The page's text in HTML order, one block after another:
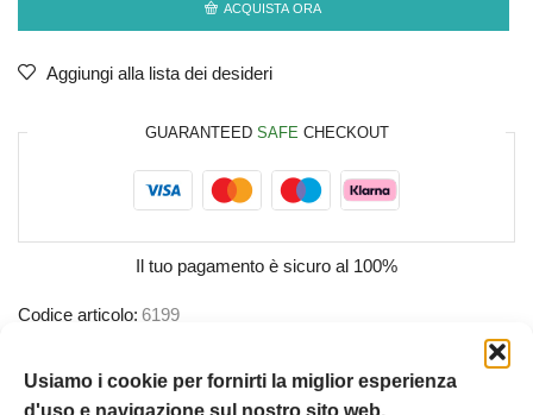
Usiamo i cookie per fornirti la miglior esperienza
d'uso e navigazione sul nostro sito web.
ACQUISTA ORA
Aggiungi alla lista dei desideri
GUARANTEED SAFE CHECKOUT
Il tuo pagamento è sicuro al 100%
Codice articolo: 6199
Etichetta: Drn